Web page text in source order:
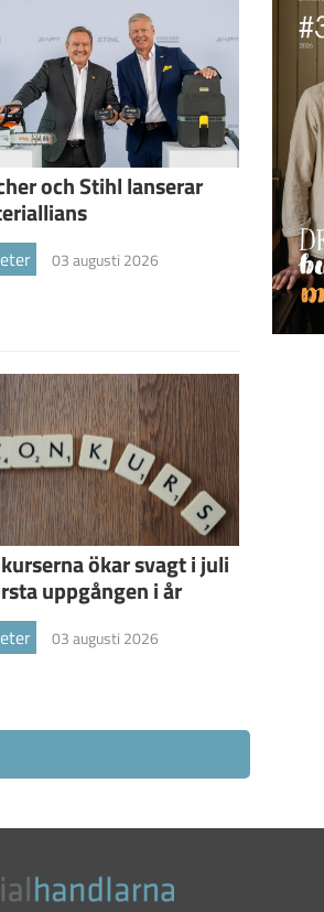
och Stihl lanserar
03 augusti 2026
ökar svagt i juli
uppgången i år
03 augusti 2026